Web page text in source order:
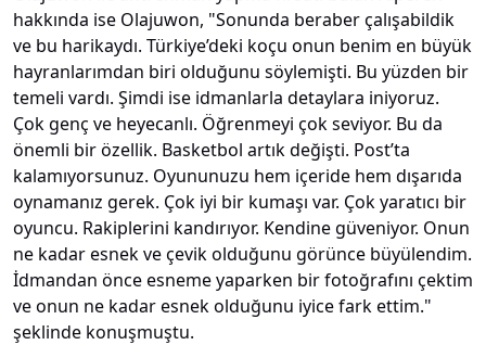
hakkında ise Olajuwon, "Sonunda beraber çalışabildik
ve bu harikaydı. Türkiye’deki koçu onun benim en büyük
hayranlarımdan biri olduğunu söylemişti. Bu yüzden bir
temeli vardı. Şimdi ise idmanlarla detaylara iniyoruz.
Çok genç ve heyecanlı. Öğrenmeyi çok seviyor. Bu da
önemli bir özellik. Basketbol artık değişti. Post’ta
kalamıyorsunuz. Oyununuzu hem içeride hem dışarıda
oynamanız gerek. Çok iyi bir kumaşı var. Çok yaratıcı bir
oyuncu. Rakiplerini kandırıyor. Kendine güveniyor. Onun
ne kadar esnek ve çevik olduğunu görünce büyülendim.
İdmandan önce esneme yaparken bir fotoğrafını çektim
ve onun ne kadar esnek olduğunu iyice fark ettim."
şeklinde konuşmuştu.